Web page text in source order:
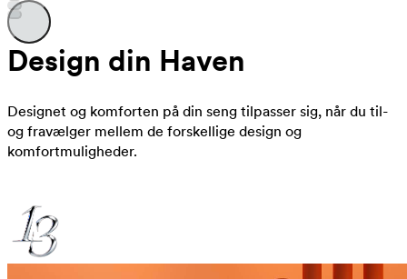
Design din Haven
Designet og komforten på din seng tilpasser sig, når du til-
og fravælger mellem de forskellige design og
komfortmuligheder.